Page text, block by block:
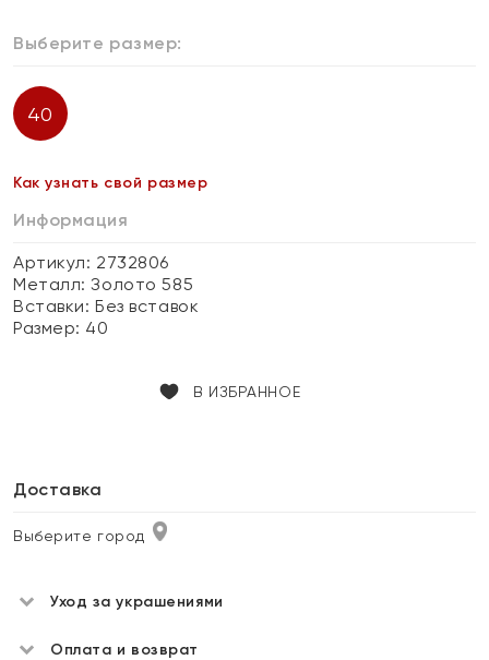
Выберите размер:
40
Как узнать свой размер
Информация
Артикул: 2732806
Металл:Золото 585
Вставки:Без вставок
Размер: 40
В ИЗБРАННОЕ
Доставка
Выберите город
Уход за украшениями
Оплата и возврат